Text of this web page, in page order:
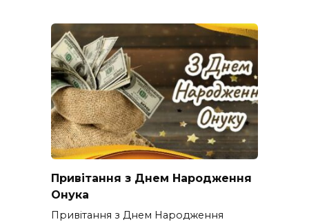
Привітання з Днем Народження
Онука
Привітання з Днем Народження